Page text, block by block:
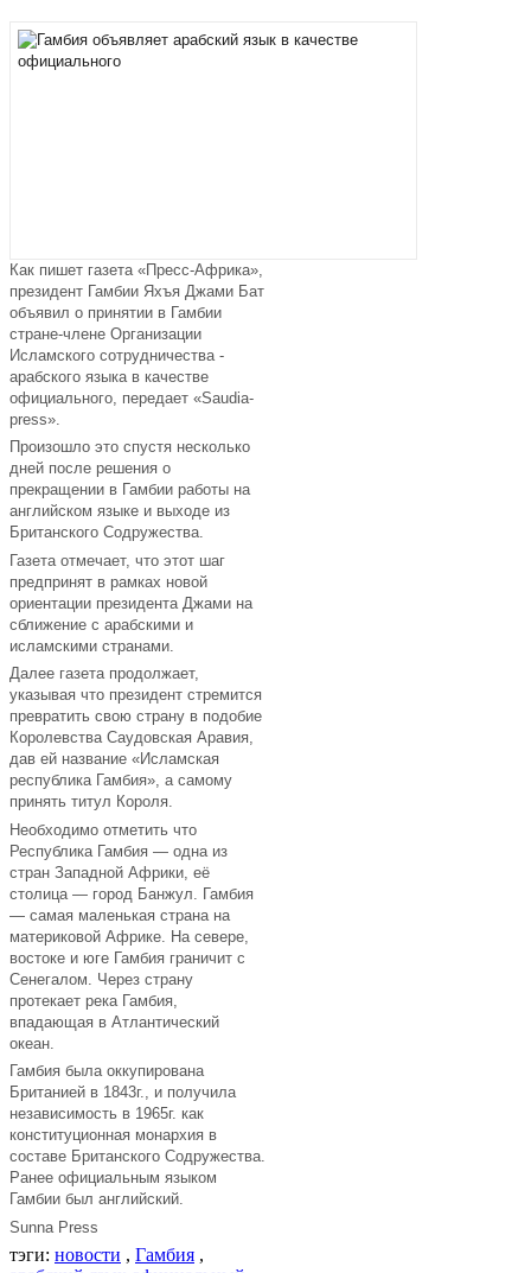
Как пишет газета «Пресс-Африка»,
президент Гамбии Яхъя Джами Бат
объявил о принятии в Гамбии
стране-члене Организации
Исламского сотрудничества -
арабского языка в качестве
официального, передает «Saudia-
press»
Произошло это спустя несколько
дней после решения о
прекращении в Гамбии работы на
английском языке и выходе из
Британского Содружества.
Газета отмечает, что этот шаг
предпринят в рамках новой
ориентации президента Джами на
сближение с арабскими и
исламскими странами.
Далее газета продолжает,
указывая что президент стремится
превратить свою страну в подобие
Королевства Саудовская Аравия,
дав ей название «Исламская
республика Гамбия», а самому
принять титул Короля.
Необходимо отметить что
Республика Гамбия — одна из
стран Западной Африки, её
столица — город Банжул. Гамбия
— самая маленькая страна на
материковой Африке. На севере,
востоке и юге Гамбия граничит с
Сенегалом. Через страну
протекает река Гамбия,
впадающая в Атлантический
океан.
Гамбия была оккупирована
Британией в 1843г., и получила
независимость в 1965г. как
конституционная монархия в
составе Британского Содружества.
Ранее официальным языком
Гамбии был английский.
Sunna Press
тэги: новости , Гамбия ,